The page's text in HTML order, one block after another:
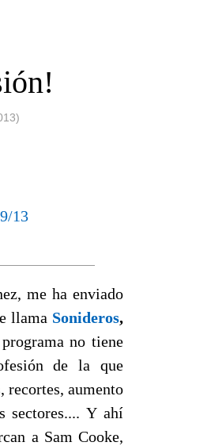
me ha enviado
llama Sonideros,
no tiene
de la que
recortes, aumento
sectores.... Y ahí
a Sam Cooke,